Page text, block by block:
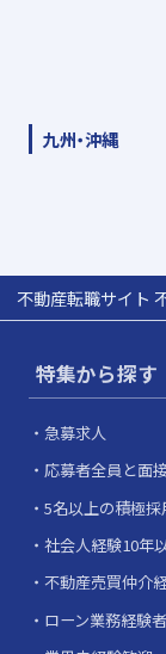
九州・沖縄
不動産転職サイト
特集から探す
急募求人
応募者全員と面
5名以上の積極採
社会人経験10年
不動産売買仲介
ローン業務経験